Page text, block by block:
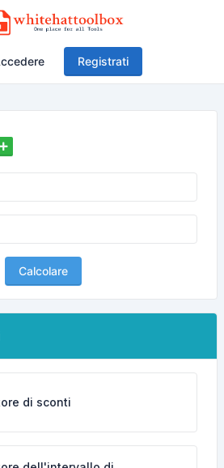
Registrati
Calcolare
di sconti